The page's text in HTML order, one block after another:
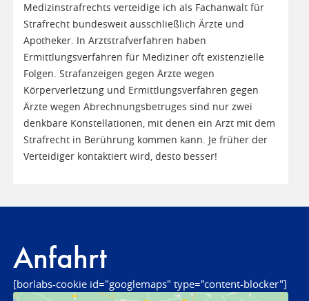
Medizinstrafrechts verteidige ich als Fachanwalt für
Strafrecht bundesweit ausschließlich Ärzte und
Apotheker. In Arztstrafverfahren haben
Ermittlungsverfahren für Mediziner oft existenzielle
Folgen. Strafanzeigen gegen Ärzte wegen
Körperverletzung und Ermittlungsverfahren gegen
Ärzte wegen Abrechnungsbetruges sind nur zwei
denkbare Konstellationen, mit denen ein Arzt mit dem
Strafrecht in Berührung kommen kann. Je früher der
Verteidiger kontaktiert wird, desto besser!
Anfahrt
[borlabs-cookie id="googlemaps" type="content-blocker"]